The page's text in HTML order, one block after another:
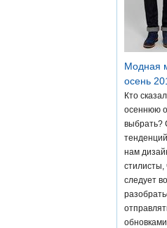
Модная
осень
Кто
осеннюю
выбрать?
нам
стилисты,
следует